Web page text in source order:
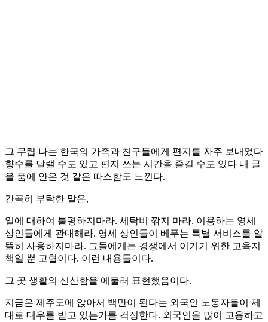
그 무렵 나는 한국의 가족과 친구들에게 편지를 자주 보내었다
향수를 달랠 수도 있고 편지 쓰는 시간을 즐길 수도 있다 내 글
을 품에 안은 것 같은 따스함도 느낀다.
간곡히 부탁한 말은,
일에 대하여 불평하지마라. 세탁비 깎지 마라. 이용하는 영세
상인들에게 관대해라. 영세 상인들이 베푸는 특별 서비스를 알
뜰히 사용하지마라. 그들에게는 경쟁에서 이기기 위한 고육지
책일 뿐 고혈이다. 이런 내용들이다.
그 곳 생활의 신산함을 에둘러 표현했음이다.
지금은 제주도에 앉아서 백만이 된다는 외국인 노동자들이 제
대로 대우를 받고 있는가를 걱정한다. 외국인을 많이 고용하고